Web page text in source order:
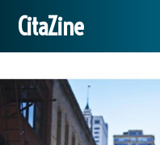
CitaZine